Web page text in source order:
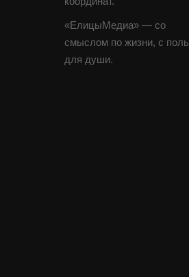
«ЕлицыМедиа» — со
смыслом по жизни, с
для души.